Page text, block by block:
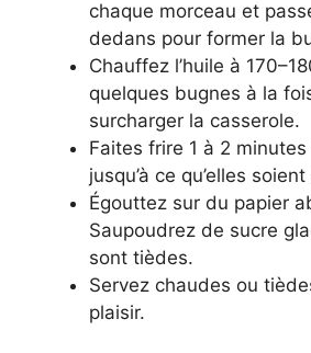
chaque morceau et
dedans pour former la
Chauffez l’huile à
quelques bugnes à la
surcharger la casserole.
Faites frire 1 à 2
jusqu’à ce qu’elles
Égouttez sur du papier
Saupoudrez de sucre
sont tièdes.
Servez chaudes ou
plaisir.